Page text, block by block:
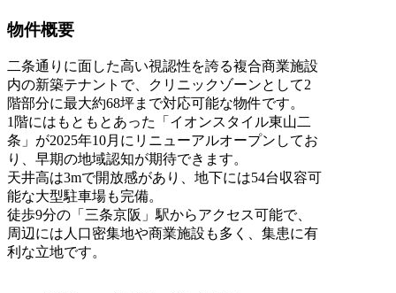
物件概要
二条通りに面した高い視認性を誇る複合商業施設
内の新築テナントで、クリニックゾーンとして2
階部分に最大約68坪まで対応可能な物件です。
1階にはもともとあった「イオンスタイル東山二
条」が2025年10月にリニューアルオープンしてお
り、早期の地域認知が期待できます。
天井高は3mで開放感があり、地下には54台収容可
能な大型駐車場も完備。
徒歩9分の「三条京阪」駅からアクセス可能で、
周辺には人口密集地や商業施設も多く、集患に有
利な立地です。